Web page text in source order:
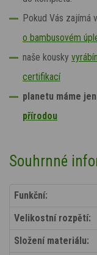
Pokud Vás zajímá
o bambusovém
naše kousky
certifikací
planetu máme
přírodou
Souhrnné
Funkční:
Velikostní rozpětí:
Složení materiálu: